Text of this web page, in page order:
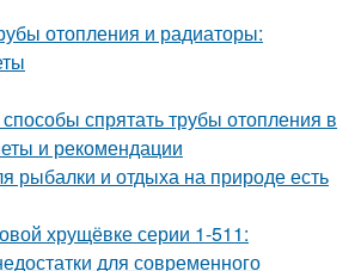
отопления и радиаторы:
спрятать трубы отопления в
и рекомендации
рыбалки и отдыха на природе есть
хрущёвке серии 1-511:
для современного